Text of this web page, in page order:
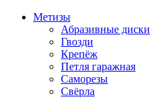
Метизы
Абразивные диски
Гвозди
Крепёж
Петля гаражная
Саморезы
Свёрла